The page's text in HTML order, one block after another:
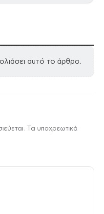
αυτό το άρθρο.
Τα υποχρεωτικά